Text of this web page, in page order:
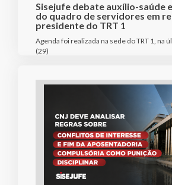
Sisejufe debate auxílio-saúde
do quadro de servidores em
presidente do TRT 1
Agenda foi realizada na sede do TRT 1, na
(29)